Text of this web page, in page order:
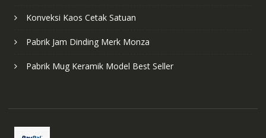
Konveksi Kaos Cetak Satuan
Pabrik Jam Dinding Merk Monza
Pabrik Mug Keramik Model Best Seller